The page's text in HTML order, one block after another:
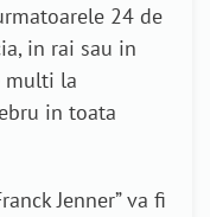
24 de
in rai sau in
multi la
in toata
Jenner” va fi